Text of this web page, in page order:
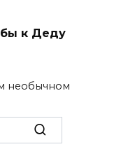
к Деду
необычном